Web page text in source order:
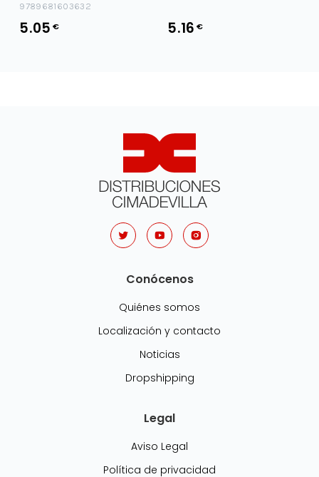
9789681603632
5.05 € 5.16 €
Conócenos
Quiénes somos
Localización y contacto
Noticias
Dropshipping
Legal
Aviso Legal
Política de privacidad